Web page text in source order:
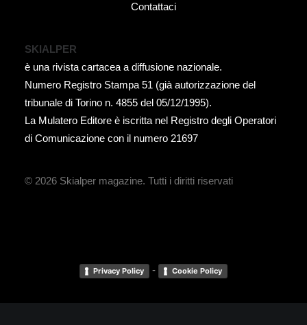
Contattaci
SKIALPER
è una rivista cartacea a diffusione nazionale.
Numero Registro Stampa 51 (già autorizzazione del
tribunale di Torino n. 4855 del 05/12/1995).
La Mulatero Editore è iscritta nel Registro degli Operatori
di Comunicazione con il numero 21697
© 2026 Skialper magazine. Tutti i diritti riservati
Privacy Policy - Cookie Policy